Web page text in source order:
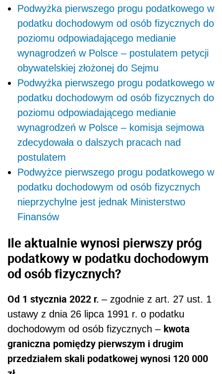
Podwyżka pierwszego progu podatkowego w
podatku dochodowym od osób fizycznych do
poziomu odpowiadającego medianie
wynagrodzeń w Polsce – postulatem petycji
obywatelskiej złożonej do Sejmu
Podwyżka pierwszego progu podatkowego w
podatku dochodowym od osób fizycznych do
poziomu odpowiadającego medianie
wynagrodzeń w Polsce – komisja sejmowa
zdecydowała o dalszych pracach nad
postulatem
Podwyżce pierwszego progu podatkowego w
podatku dochodowym od osób fizycznych
nieprzychylne jest jednak Ministerstwo
Finansów
Ile aktualnie wynosi pierwszy próg
podatkowy w podatku dochodowym
od osób fizycznych?
Od 1 stycznia 2022 r. – zgodnie z art. 27 ust. 1
ustawy z dnia 26 lipca 1991 r. o podatku
dochodowym od osób fizycznych – kwota
graniczna pomiędzy pierwszym i drugim
przedziałem skali podatkowej wynosi 120 000